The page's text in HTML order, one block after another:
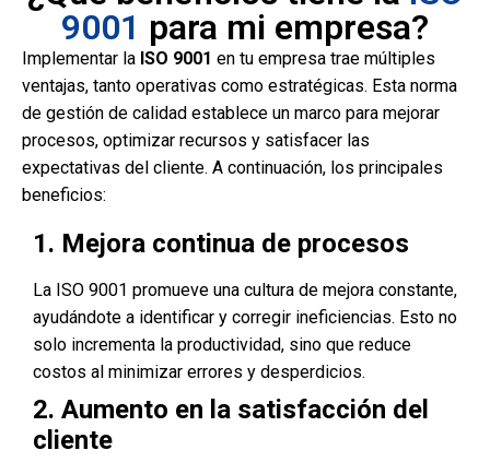
9001 para mi empresa?
Implementar la ISO 9001 en tu empresa trae múltiples
ventajas, tanto operativas como estratégicas. Esta norma
de gestión de calidad establece un marco para mejorar
procesos, optimizar recursos y satisfacer las
expectativas del cliente. A continuación, los principales
beneficios:
1. Mejora continua de procesos
La ISO 9001 promueve una cultura de mejora constante,
ayudándote a identificar y corregir ineficiencias. Esto no
solo incrementa la productividad, sino que reduce
costos al minimizar errores y desperdicios.
2. Aumento en la satisfacción del
cliente